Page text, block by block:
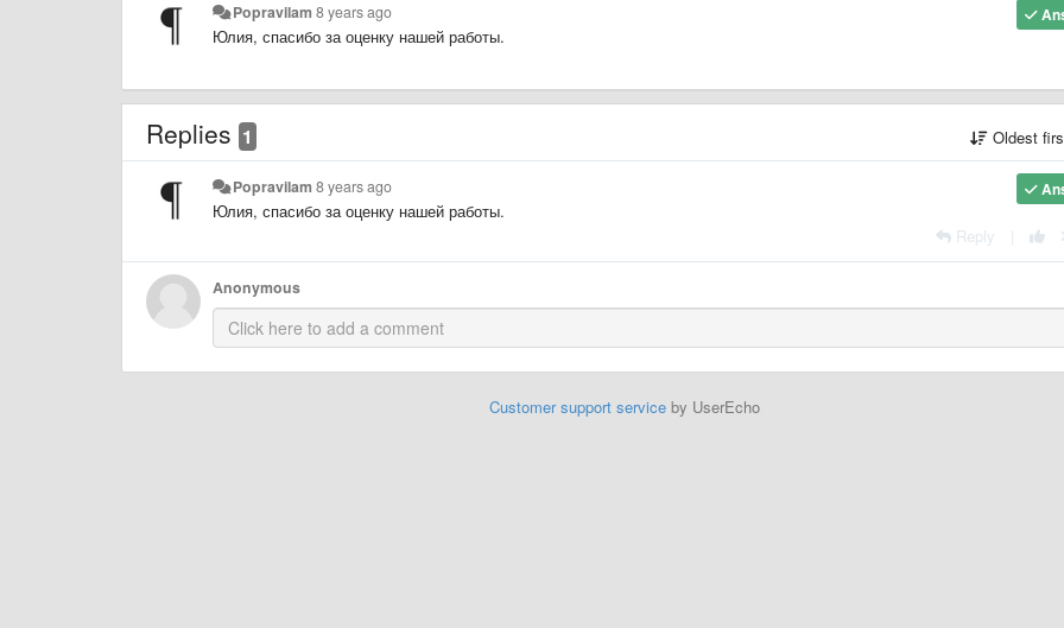
Popravilam 8 years ago
Юлия, спасибо за оценку нашей работы.
Replies 1 Oldest
Popravilam 8 years ago
Юлия, спасибо за оценку нашей работы.
Reply
Anonymous
Customer support serviceby UserEcho